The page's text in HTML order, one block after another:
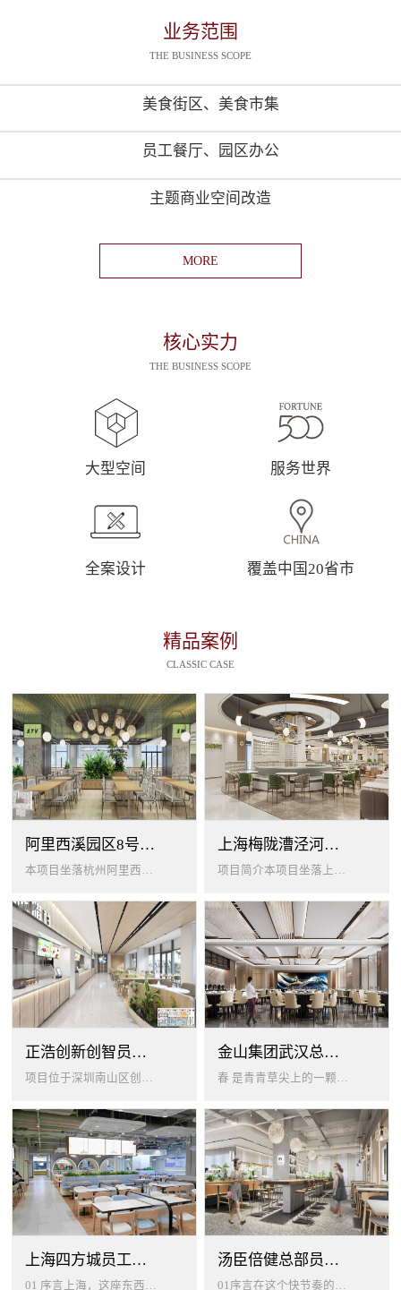
业务范围
THE BUSINESS SCOPE
美食街区、美食市集
员工餐厅、园区办公
主题商业空间改造
MORE
核心实力
THE BUSINESS SCOPE
大型空间 服务世界
全案设计 覆盖中国20省市
精品案例
CLASSIC CASE
阿里西溪园区8号楼1层餐厅
本项目坐落杭州阿里西溪园区8号楼一层，以绿色生机 + 年轻基因为核心，打造「活力聚场」复合型员工餐厅。兼顾多人群用餐需求...
上海梅陇漕泾河科技绿洲员工餐厅
项目简介本项目坐落上海闵行梅陇科技绿洲，以生态创艺食堂为设计核心，融合现代轻奢与自然生态，打造兼顾高效就餐、休闲社交、商...
正浩创新创智员工餐厅
项目位于深圳南山区创智云城，服务正浩企业全体员工及来访亲友，总建筑面积 1537㎡，室内座位 450 座、室外休闲外摆 ...
金山集团武汉总部员工食堂设计
春 是青青草尖上的一颗露珠夏 是粼波湖面中倒映的晚霞秋 是宁静山谷里的一片落叶冬 是白雪中屹立不倒的松柏... ...0...
上海四方城员工美食餐厅设计
01 序言上海，这座东西方文化交汇的国际大都市，以其独特的魅力吸引着世界各地的人才。历史与现代、传统与创新在这里交织碰撞...
汤臣倍健总部员工餐厅设计
01序言在这个快节奏的时代工作压力如同无形的紧箍让大家的生活几乎被工作填满现代企业也越来越重视员工的身心健康所以我们始终...